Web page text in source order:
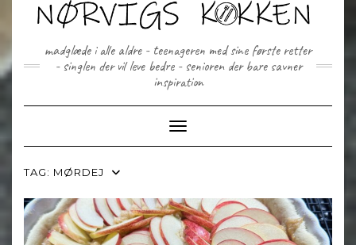
madglæde i alle aldre - teenageren med sine første retter
- singlen der vil leve bedre - senioren der bare savner
inspiration
Toggle Navigation
TAG: MØRDEJ